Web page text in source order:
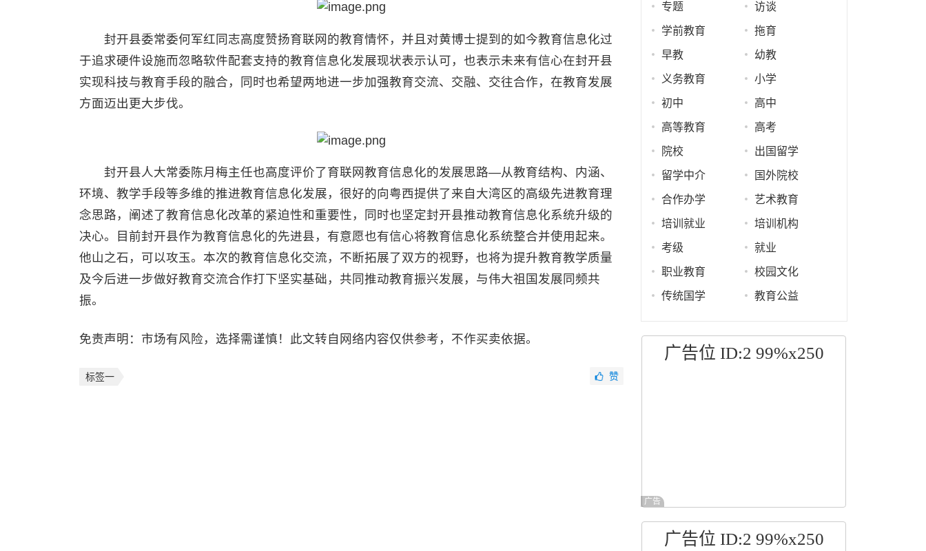
封开县委常委何军红同志高度赞扬育联网的教育情怀，并且对黄博士提到的如今教育信息化过
于追求硬件设施而忽略软件配套支持的教育信息化发展现状表示认可，也表示未来有信心在封开县
实现科技与教育手段的融合，同时也希望两地进一步加强教育交流、交融、交往合作，在教育发展
方面迈出更大步伐。
封开县人大常委陈月梅主任也高度评价了育联网教育信息化的发展思路—从教育结构、内涵、
环境、教学手段等多维的推进教育信息化发展，很好的向粤西提供了来自大湾区的高级先进教育理
念思路，阐述了教育信息化改革的紧迫性和重要性，同时也坚定封开县推动教育信息化系统升级的
决心。目前封开县作为教育信息化的先进县，有意愿也有信心将教育信息化系统整合并使用起来。
他山之石，可以攻玉。本次的教育信息化交流，不断拓展了双方的视野，也将为提升教育教学质量
及今后进一步做好教育交流合作打下坚实基础，共同推动教育振兴发展，与伟大祖国发展同频共
振。
免责声明：市场有风险，选择需谨慎！此文转自网络内容仅供参考，不作买卖依据。
标签一 赞
专题 访谈
学前教育 拖育
早教 幼教
义务教育 小学
初中 高中
高等教育 高考
院校 出国留学
留学中介 国外院校
合作办学 艺术教育
培训就业 培训机构
考级 就业
职业教育 校园文化
传统国学 教育公益
广告位 ID:2 99%x250
广告
广告位 ID:2 99%x250